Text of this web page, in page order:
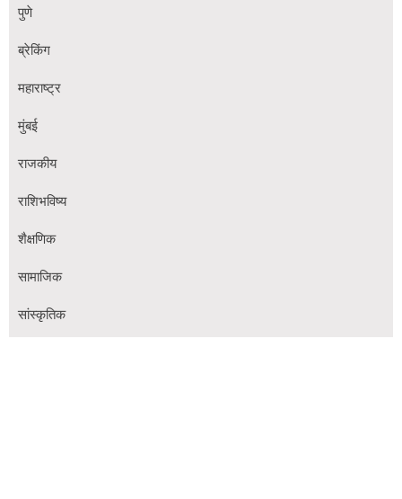
पुणे
ब्रेकिंग
महाराष्ट्र
मुंबई
राजकीय
राशिभविष्य
शैक्षणिक
सामाजिक
सांस्कृतिक